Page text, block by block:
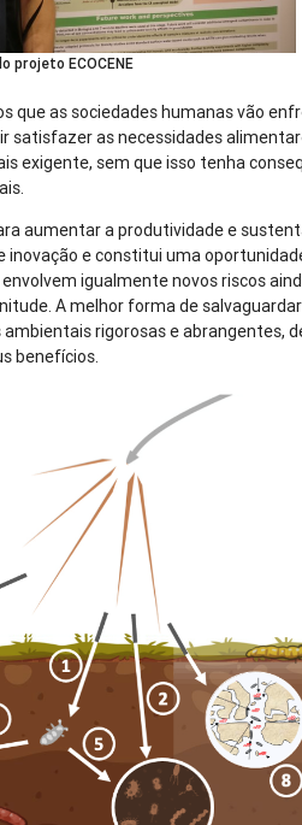
projetoECOCENE
que as sociedades humanas vão
satisfazer as necessidades
exigente, sem que isso tenha
aumentar a produtividade e
e constitui uma
igualmente novos riscos
A melhor forma de
ambientais rigorosas e abrangentes,
benefícios.